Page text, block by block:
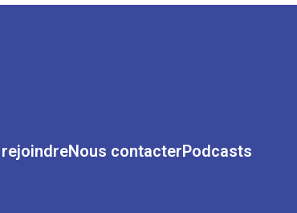
Nous contacterPodcasts